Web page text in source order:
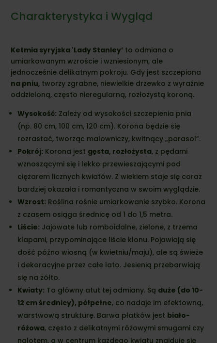
Charakterystyka i Wygląd
Ketmia syryjska 'Lady Stanley’ to odmiana o
umiarkowanym wzroście i wzniesionym, ale
jednocześnie delikatnym pokroju. Gdy jest szczepiona
na pniu, tworzy zgrabne, niewielkie drzewko z wyraźnie
oddzieloną, często nieregularną, rozłożystą koroną.
Wysokość: Zależy od wysokości szczepienia pnia
(np. 80 cm, 100 cm, 120 cm). Korona będzie się
rozrastać, tworząc malowniczy, kwitnący „parasol”.
Pokrój: Korona jest gęsta, rozłożysta, z pędami
wznoszącymi się i lekko przewieszającymi pod
ciężarem licznych kwiatów. Z wiekiem staje się coraz
bardziej okazała i romantyczna w swoim wyglądzie.
Wzrost: Roślina rośnie umiarkowanie szybko. Korona
z czasem osiąga średnicę od 1 do 1,5 metra.
Liście: Jajowate lub romboidalne, zielone, z trzema
klapami, przypominające liście klonu. Pojawiają się
dość późno wiosną (w kwietniu/maju), ale są świeże
i dekoracyjne przez całe lato. Jesienią przebarwiają
się na żółto.
Kwiaty: To główny atut tej odmiany. Są duże (do 10-
12 cm średnicy), półpełne, co nadaje im efektowną,
warstwową strukturę. Barwa płatków jest biało-
różowa, często z delikatnymi różowymi smugami czy
nalotem, a w centrum każdego kwiatu znajduje się